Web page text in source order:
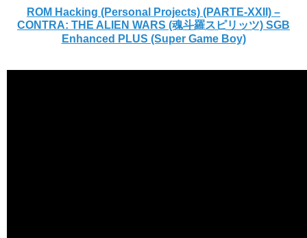
ROM Hacking (Personal Projects) (PARTE-XXII) –
CONTRA: THE ALIEN WARS (魂斗羅スピリッツ) SGB
Enhanced PLUS (Super Game Boy)